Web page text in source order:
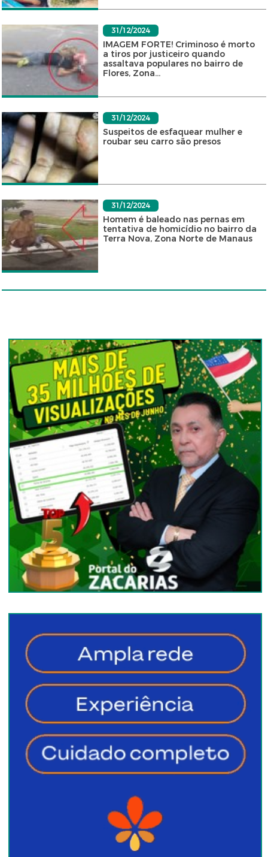
31/12/2024
IMAGEM FORTE! Criminoso é morto
a tiros por justiceiro quando
assaltava populares no bairro de
Flores, Zona...
31/12/2024
Suspeitos de esfaquear mulher e
roubar seu carro são presos
31/12/2024
Homem é baleado nas pernas em
tentativa de homicídio no bairro da
Terra Nova, Zona Norte de Manaus